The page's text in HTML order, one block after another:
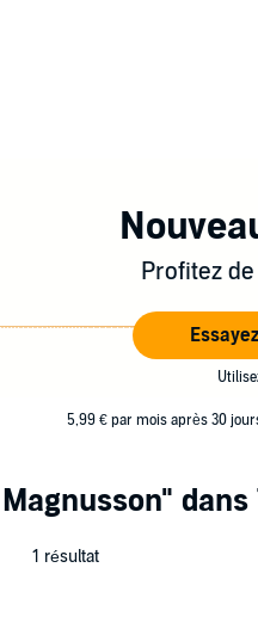
Profitez
5,99 € par mois après 30
dans
1 résultat